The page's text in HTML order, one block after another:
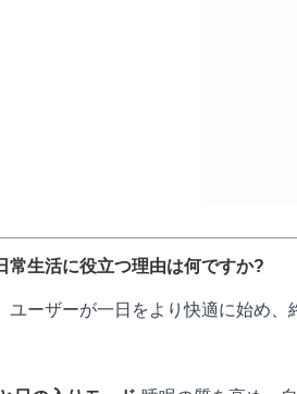
常生活に役立つ理由は何ですか?
ユーザーが一日をより快適に始め